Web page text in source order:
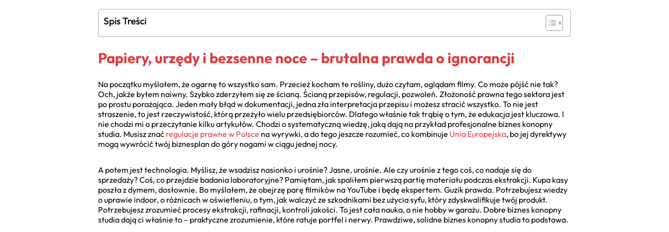
Spis Treści
Papiery, urzędy i bezsenne noce – brutalna prawda o ignorancji
Na początku myślałem, że ogarnę to wszystko sam. Przecież kocham te rośliny, dużo czytam, oglądam filmy. Co może pójść nie tak?
Och, jakże byłem naiwny. Szybko zderzyłem się ze ścianą. Ścianą przepisów, regulacji, pozwoleń. Złożoność prawna tego sektora jest
po prostu porażająca. Jeden mały błąd w dokumentacji, jedna zła interpretacja przepisu i możesz stracić wszystko. To nie jest
straszenie, to jest rzeczywistość, którą przeżyło wielu przedsiębiorców. Dlatego właśnie tak trąbię o tym, że edukacja jest kluczowa. I
nie chodzi mi o przeczytanie kilku artykułów. Chodzi o systematyczną wiedzę, jaką dają na przykład profesjonalne biznes konopny
studia. Musisz znać regulacje prawne w Polsce na wyrywki, a do tego jeszcze rozumieć, co kombinuje Unia Europejska, bo jej dyrektywy
mogą wywrócić twój biznesplan do góry nogami w ciągu jednej nocy.
A potem jest technologia. Myślisz, że wsadzisz nasionko i urośnie? Jasne, urośnie. Ale czy urośnie z tego coś, co nadaje się do
sprzedaży? Coś, co przejdzie badania laboratoryjne? Pamiętam, jak spaliłem pierwszą partię materiału podczas ekstrakcji. Kupa kasy
poszła z dymem, dosłownie. Bo myślałem, że obejrzę parę filmików na YouTube i będę ekspertem. Guzik prawda. Potrzebujesz wiedzy
o uprawie indoor, o różnicach w oświetleniu, o tym, jak walczyć ze szkodnikami bez użycia syfu, który zdyskwalifikuje twój produkt.
Potrzebujesz zrozumieć procesy ekstrakcji, rafinacji, kontroli jakości. To jest cała nauka, a nie hobby w garażu. Dobre biznes konopny
studia dają ci właśnie to – praktyczne zrozumienie, które ratuje portfel i nerwy. Prawdziwe, solidne biznes konopny studia to podstawa.